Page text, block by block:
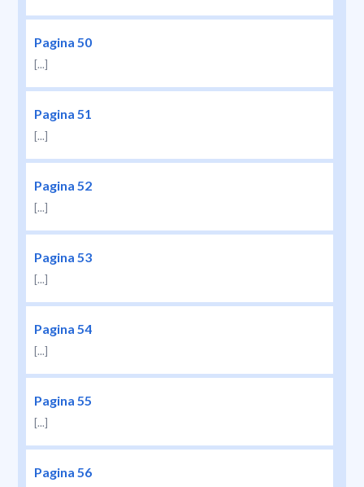
Pagina 50
[...]
Pagina 51
[...]
Pagina 52
[...]
Pagina 53
[...]
Pagina 54
[...]
Pagina 55
[...]
Pagina 56